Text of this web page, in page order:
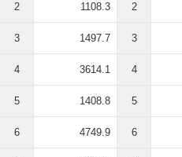
2 1108.3
3 1497.7
4 3614.1
5 1408.8
6 4749.9
2
3
4
5
6